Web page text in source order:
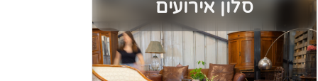
סלון אירועים